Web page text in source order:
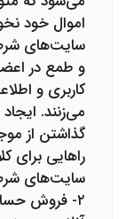
اموال خود
سایت‌های
و طمع در
کاربری و
می‌زنند. ایجاد
گذاشتن از
راهایی برای
سایت‌های
۲- فروش